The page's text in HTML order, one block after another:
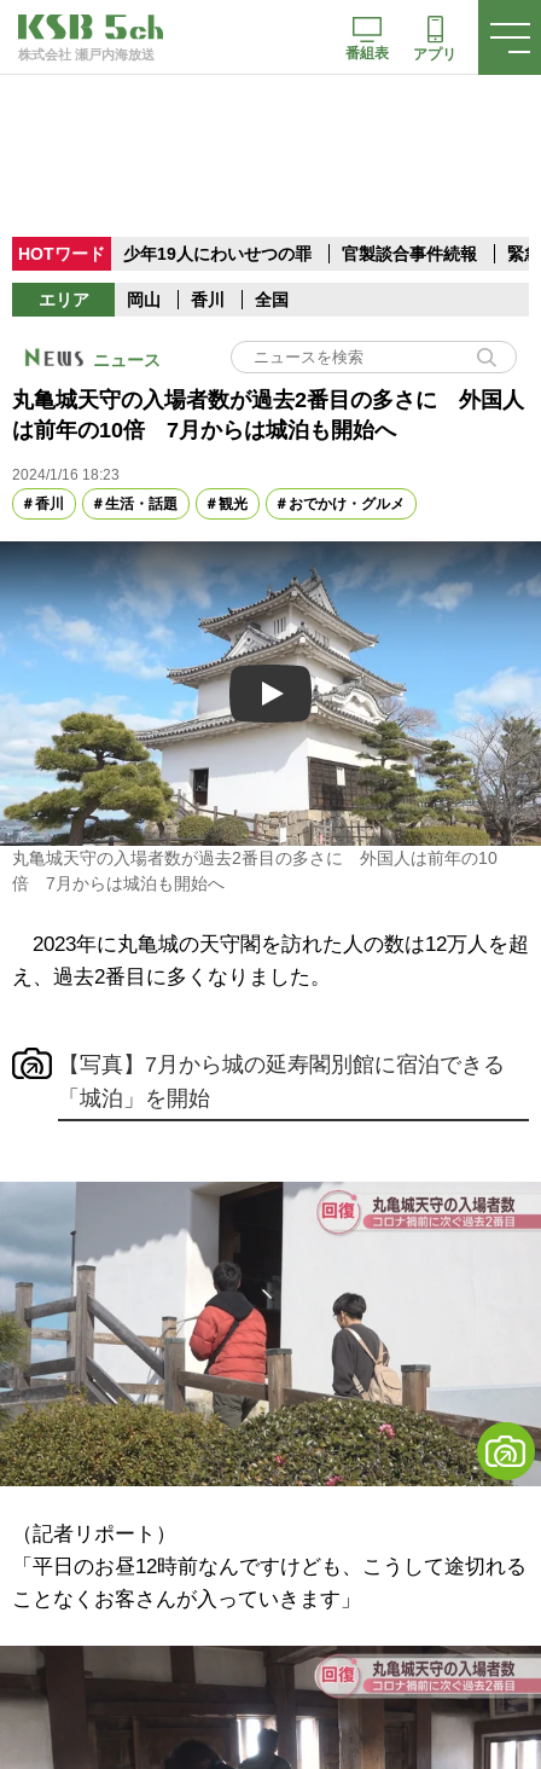
株式会社 瀬戸内海放送 番組表 アプリ
HOTワード 少年19人にわいせつの罪 官製談合事件続報 緊
エリア 岡山 香川 全国
ニュース
丸亀城天守の入場者数が過去2番目の多さに 外国人
は前年の10倍 7月からは城泊も開始へ
2024/1/16 18:23
香川
生活・話題 観光 おでかけ・グルメ
Play
丸亀城天守の入場者数が過去2番目の多さに 外国人は前年の10
倍 7月からは城泊も開始へ
2023年に丸亀城の天守閣を訪れた人の数は12万人を超
え、過去2番目に多くなりました。
【写真】7月から城の延寿閣別館に宿泊できる
「城泊」を開始
（記者リポート）
「平日のお昼12時前なんですけども、こうして途切れる
ことなくお客さんが入っていきます」